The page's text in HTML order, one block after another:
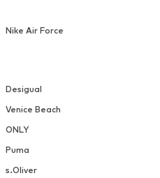
Nike Air Force
Desigual
Venice Beach
ONLY
Puma
s.Oliver